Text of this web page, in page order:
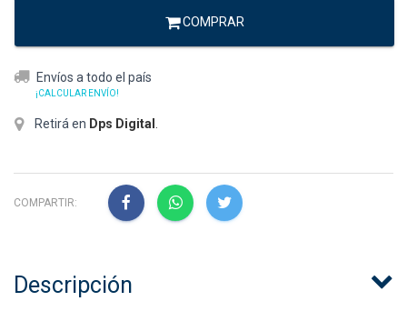
COMPRAR
Envíos a todo el país
¡CALCULAR ENVÍO!
Retirá en Dps Digital
COMPARTIR:
Descripción